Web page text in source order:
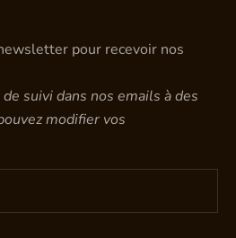
pour recevoir nos
suivi dans nos emails à des
modifier vos